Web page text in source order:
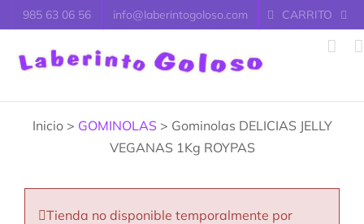
Saltar
al
contenido
985 63 06 56 info@laberintogoloso.com CARRITO
Inicio > GOMINOLAS> Gominolas DELICIAS JELLY
VEGANAS 1Kg ROYPAS
Tienda no disponible temporalmente por